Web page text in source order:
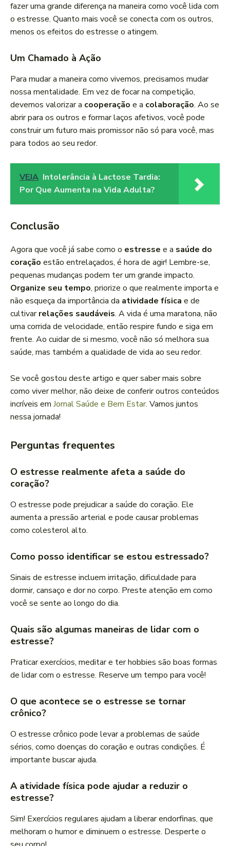
fazer uma grande diferença na maneira como você lida com
o estresse. Quanto mais você se conecta com os outros,
menos os efeitos do estresse o atingem.
Um Chamado à Ação
Para mudar a maneira como vivemos, precisamos mudar
nossa mentalidade. Em vez de focar na competição,
devemos valorizar a cooperação e a colaboração. Ao se
abrir para os outros e formar laços afetivos, você pode
construir um futuro mais promissor não só para você, mas
para todos ao seu redor.
VEJA Intolerância à Lactose Tardia:
Por Que Aumenta na Vida Adulta?
Conclusão
Agora que você já sabe como o estresse e a saúde do
coração estão entrelaçados, é hora de agir! Lembre-se,
pequenas mudanças podem ter um grande impacto.
Organize seu tempo, priorize o que realmente importa e
não esqueça da importância da atividade física e de
cultivarrelações saudáveis. A vida é uma maratona, não
uma corrida de velocidade, então respire fundo e siga em
frente. Ao cuidar de si mesmo, você não só melhora sua
saúde, mas também a qualidade de vida ao seu redor.
Se você gostou deste artigo e quer saber mais sobre
como viver melhor, não deixe de conferir outros conteúdos
incríveis em Jornal Saúde e Bem Estar. Vamos juntos
nessa jornada!
Perguntas frequentes
O estresse realmente afeta a saúde do
coração?
O estresse pode prejudicar a saúde do coração. Ele
aumenta a pressão arterial e pode causar problemas
como colesterol alto.
Como posso identificar se estou estressado?
Sinais de estresse incluem irritação, dificuldade para
dormir, cansaço e dor no corpo. Preste atenção em como
você se sente ao longo do dia.
Quais são algumas maneiras de lidar com o
estresse?
Praticar exercícios, meditar e ter hobbies são boas formas
de lidar com o estresse. Reserve um tempo para você!
O que acontece se o estresse se tornar
crônico?
O estresse crônico pode levar a problemas de saúde
sérios, como doenças do coração e outras condições. É
importante buscar ajuda.
A atividade física pode ajudar a reduzir o
estresse?
Sim! Exercícios regulares ajudam a liberar endorfinas, que
melhoram o humor e diminuem o estresse. Desperte o